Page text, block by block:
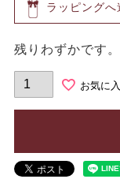
ラッピングへ
残りわずかです。
お気に